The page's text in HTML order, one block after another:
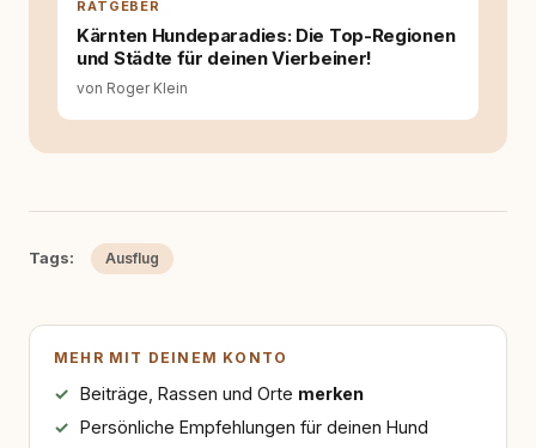
RATGEBER
Kärnten Hundeparadies: Die Top-Regionen
und Städte für deinen Vierbeiner!
von Roger Klein
Tags: Ausflug
MEHR MIT DEINEM KONTO
Beiträge, Rassen und Orte merken
Persönliche Empfehlungen für deinen Hund